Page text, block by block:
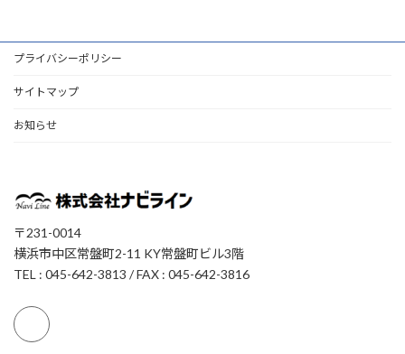
プライバシーポリシー
サイトマップ
お知らせ
〒231-0014
横浜市中区常盤町2-11 KY常盤町ビル3階
TEL : 045-642-3813 / FAX : 045-642-3816